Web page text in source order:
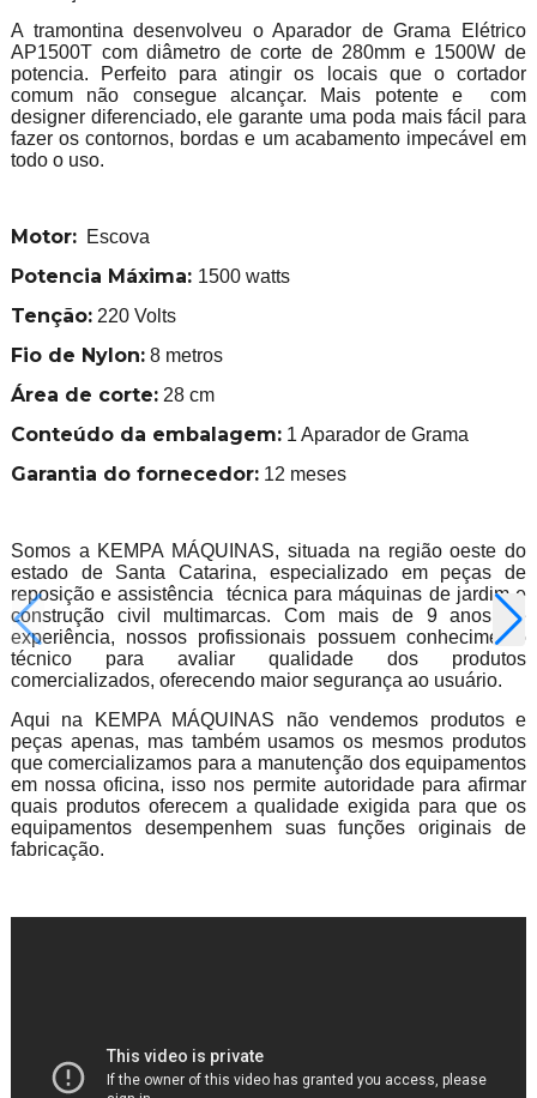
A tramontina desenvolveu o Aparador de Grama Elétrico
AP1500T com diâmetro de corte de 280mm e 1500W de
potencia. Perfeito para atingir os locais que o cortador
comum não consegue alcançar. Mais potente e com
designer diferenciado, ele garante uma poda mais fácil para
fazer os contornos, bordas e um acabamento impecável em
todo o uso.
Motor:Escova
Potencia Máxima: 1500 watts
Tenção:220 Volts
Fio de Nylon:8 metros
Área de corte:28 cm
Conteúdo da embalagem:1 Aparador de Grama
Garantia do fornecedor:12 meses
Somos a KEMPA MÁQUINAS, situada na região oeste do
estado de Santa Catarina, especializado em peças de
reposição e assistência técnica para máquinas de jardim e
construção civil multimarcas. Com mais de 9 anos de
experiência, nossos profissionais possuem conhecimento
técnico para avaliar qualidade dos produtos
comercializados, oferecendo maior segurança ao usuário.
Aqui na KEMPA MÁQUINAS não vendemos produtos e
peças apenas, mas também usamos os mesmos produtos
que comercializamos para a manutenção dos equipamentos
em nossa oficina, isso nos permite autoridade para afirmar
quais produtos oferecem a qualidade exigida para que os
equipamentos desempenhem suas funções originais de
fabricação.